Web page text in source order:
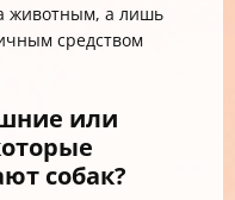
животным, а лишь
средством
или
собак?